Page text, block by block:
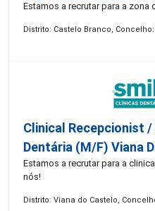
Estamos a recrutar para a zona
Distrito: Castelo Branco,
Clinical Recepcionist
Dentária (M/F) Viana
Estamos a recrutar para a
nós!
Distrito: Viana do Castelo,